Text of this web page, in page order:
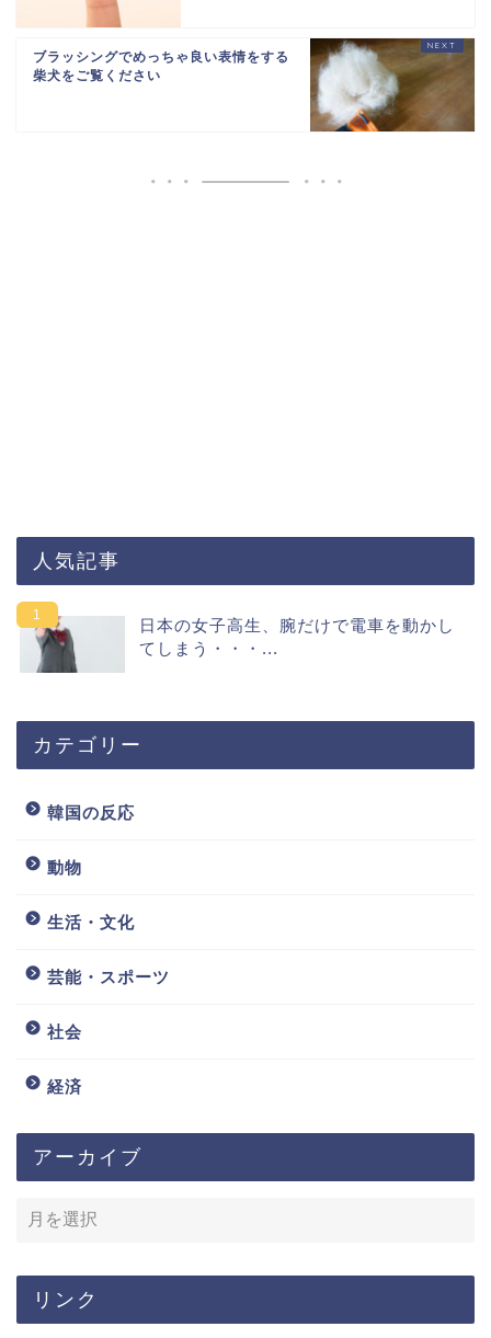
765471651721971844
ブラッシングでめっちゃ良い表情をする
柴犬をご覧ください
人気記事
日本の女子高生、腕だけで電車を動かし
てしまう・・・...
カテゴリー
韓国の反応
動物
生活・文化
芸能・スポーツ
社会
経済
アーカイブ
リンク